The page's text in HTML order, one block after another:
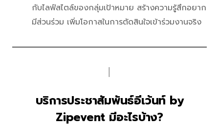
กับไลฟ์สไตล์ของกลุ่มเป้าหมาย สร้างความรู้สึกอยาก
มีส่วนร่วม เพิ่มโอกาสในการตัดสินใจเข้าร่วมงานจริง
บริการประชาสัมพันธ์อีเว้นท์ by
Zipevent มีอะไรบ้าง?